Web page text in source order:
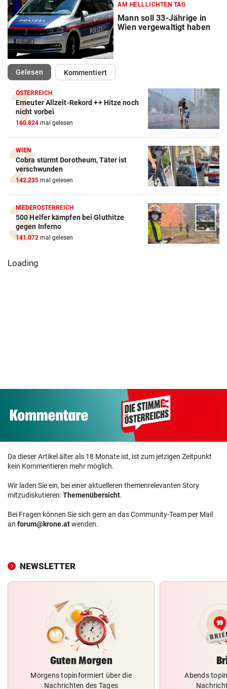
AM HELLLICHTEN TAG
Mann soll 33-Jährige in
Wien vergewaltigt haben
Gelesen(ausgewählt)Kommentiert
ÖSTERREICH
Erneuter Allzeit-Rekord ++ Hitze noch
nicht vorbei
160.824 mal gelesen
WIEN
Cobra stürmt Dorotheum, Täter ist
verschwunden
142.235 mal gelesen
NIEDERÖSTERREICH
500 Helfer kämpfen bei Gluthitze
gegen Inferno
141.072 mal gelesen
Loading
Da dieser Artikel älter als 18 Monate ist, ist zum jetzigen Zeitpunkt
kein Kommentieren mehr möglich.
Wir laden Sie ein, bei einer aktuelleren themenrelevanten Story
mitzudiskutieren:Themenübersicht.
Bei Fragen können Sie sich gern an das Community-Team per Mail
an forum@krone.atwenden.
NEWSLETTER
Guten Morgen
Morgens topinformiert über die
Nachrichten des Tages
Abends